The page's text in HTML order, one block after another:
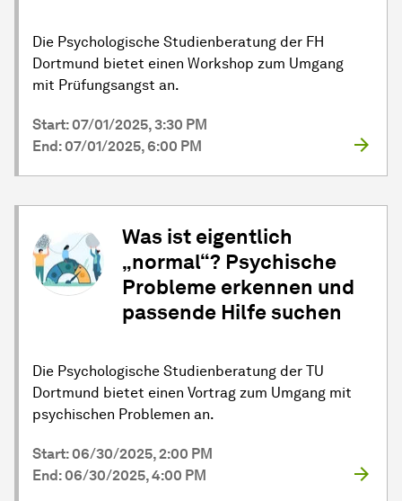
Die Psychologische Studienberatung der FH
Dortmund bietet einen Workshop zum Umgang
mit Prüfungsangst an.
Start: 07/01/2025, 3:30 PM
End: 07/01/2025, 6:00 PM
Was ist eigentlich
„normal“? Psychische
Probleme erkennen und
passende Hilfe suchen
Die Psychologische Studienberatung der TU
Dortmund bietet einen Vortrag zum Umgang mit
psychischen Problemen an.
Start: 06/30/2025, 2:00 PM
End: 06/30/2025, 4:00 PM